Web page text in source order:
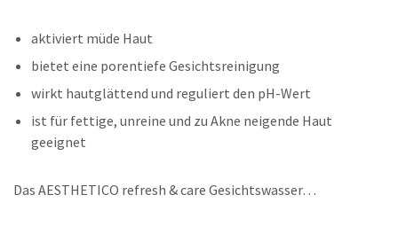
aktiviert müde Haut
bietet eine porentiefe Gesichtsreinigung
wirkt hautglättend und reguliert den pH-Wert
ist für fettige, unreine und zu Akne neigende Haut
geeignet
Das AESTHETICO refresh & care Gesichtswasser…